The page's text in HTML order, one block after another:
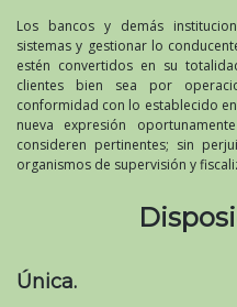
Los bancos y demás
sistemas y gestionar lo
estén convertidos en su
clientes bien sea por
conformidad con lo establecido
nueva expresión
consideren pertinentes; sin
organismos de supervisión y
Única.